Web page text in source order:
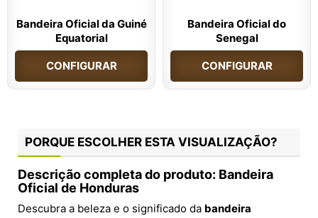
Bandeira Oficial da Guiné
Equatorial
CONFIGURAR
Bandeira Oficial do
Senegal
CONFIGURAR
PORQUE ESCOLHER ESTA VISUALIZAÇÃO?
Descrição completa do produto: Bandeira
Oficial de Honduras
Descubra a beleza e o significado da bandeira